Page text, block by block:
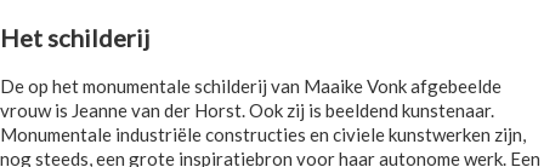
Het schilderij
De op het monumentale schilderij van Maaike Vonk afgebeelde
vrouw is Jeanne van der Horst. Ook zij is beeldend kunstenaar.
Monumentale industriële constructies en civiele kunstwerken zijn,
nog steeds, een grote inspiratiebron voor haar autonome werk. Een